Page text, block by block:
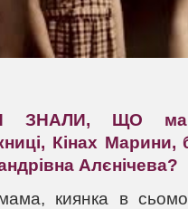
ЗНАЛИ, ЩО
Кінах Марини,
Алєнічева?
киянка в